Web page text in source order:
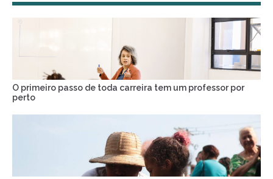
O primeiro passo de toda carreira tem um professor por
perto